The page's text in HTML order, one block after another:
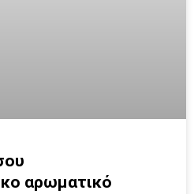
αρωματικό